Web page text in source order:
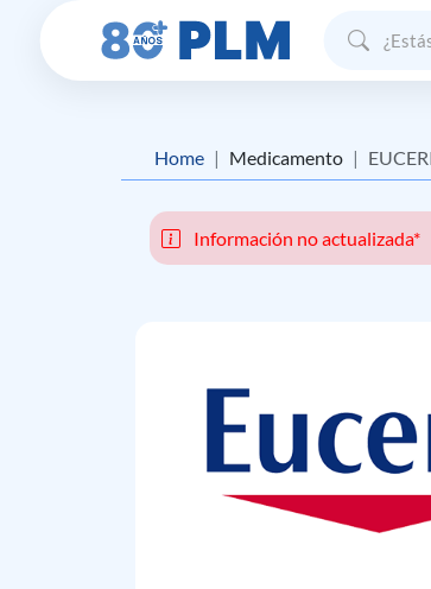
Home Medicamento
Información no actualizada*